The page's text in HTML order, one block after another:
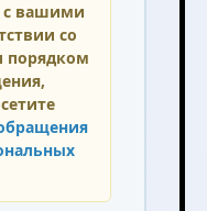
с вашими
со
порядком